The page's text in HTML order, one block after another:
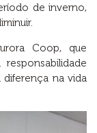
de inverno,
Coop, que
na vida